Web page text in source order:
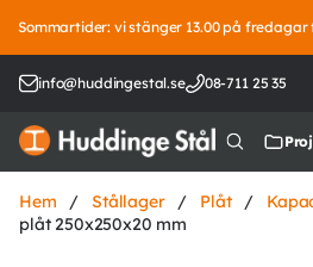
Sommartider: vi stänger 13.00 på fredagar
info@huddingestal.se 08-711 25 35
Hem / Stållager / Plåt /
plåt 250x250x20 mm